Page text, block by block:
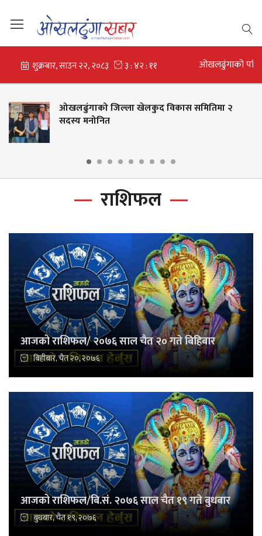
ओखलढुंगाको
ओखलढुंगाको जिल्ला खेलकुद विकास समितिमा २
सदस्य मनोनित
राशिफल
आजको राशिफल/ २०७६ साल चैत २० गते बिहिबार
बिहीबार, चैत २०, २०७६
आजको राशिफल/बि.सं. २०७६ साल चैत १९ गते बुधबार
बुधबार, चैत १९, २०७६